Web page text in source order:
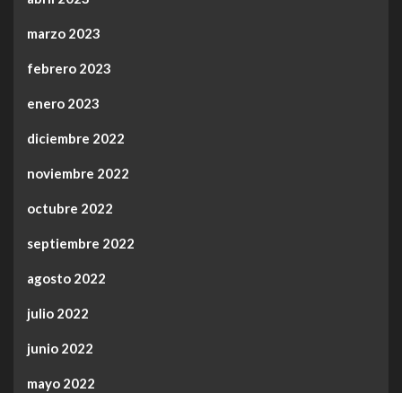
marzo 2023
febrero 2023
enero 2023
diciembre 2022
noviembre 2022
octubre 2022
septiembre 2022
agosto 2022
julio 2022
junio 2022
mayo 2022